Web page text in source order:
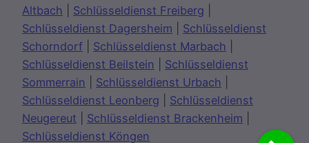
Altbach
Schlüsseldienst Freiberg
Schlüsseldienst Dagersheim
Schlüsseldienst
Schorndorf
Schlüsseldienst Marbach
Schlüsseldienst Beilstein
Schlüsseldienst
Sommerrain
Schlüsseldienst Urbach
Schlüsseldienst Leonberg
Schlüsseldienst
Neugereut
Schlüsseldienst Brackenheim
Schlüsseldienst Köngen